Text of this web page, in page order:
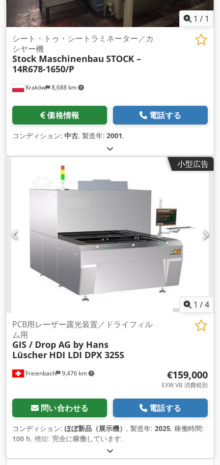
1 / 1
Kraków 8,688 km
シート・トゥ・シートラミネーター／カ
シヤー機
Stock Maschinenbau STOCK –
14R678-1650/P
価格情報 電話する
コンディション: 中古, 製造年: 2001,
小型広告
1 /4
Freienbach 9,476 km
PCB用レーザー露光装置／ドライフィル
ム用
GIS / Drop AG by Hans
Lüscher HDI LDI DPX 325S
€159,000
EXW VB 消費税別
問い合わせる 電話する
コンディション: ほぼ新品（展示機） , 製造年: 2025, 稼働時間:
100 h, 機能: 完全に稼働しています,